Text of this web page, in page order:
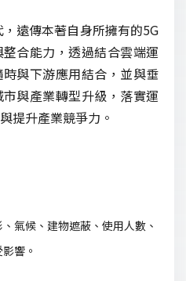
遠傳本著自身所擁有的5G
合能力，透過結合雲端運
與下游應用結合，並與垂
與產業轉型升級，落實運
提升產業競爭力。
氣候、建物遮蔽、使用人數、
響。